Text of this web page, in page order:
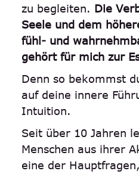
zu begleiten. Die
Seele und dem
fühl- und
gehört für mich zur
Denn so bekommst
auf deine innere
Intuition.
Seit über 10 Jahren
Menschen aus ihrer
eine der